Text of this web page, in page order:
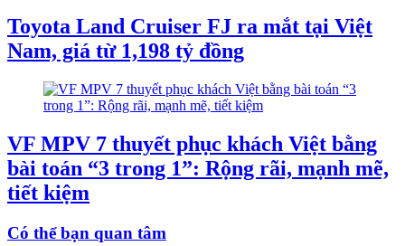
Toyota Land Cruiser FJ ra mắt tại Việt
Nam, giá từ 1,198 tỷ đồng
VF MPV 7 thuyết phục khách Việt bằng
bài toán “3 trong 1”: Rộng rãi, mạnh mẽ,
tiết kiệm
Có thể bạn quan tâm